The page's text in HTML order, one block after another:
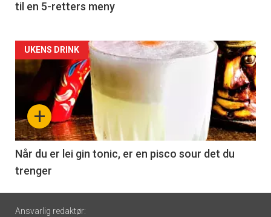
til en 5-retters meny
Forsiden
akkurat
nå
-
6
+
UKENS DRINK
Når du er lei gin tonic, er en pisco sour det du
trenger
Footer
Ansvarlig redaktør: